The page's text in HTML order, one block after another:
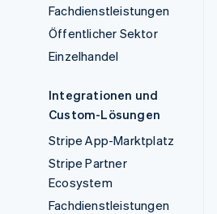
Fachdienstleistungen
Öffentlicher Sektor
Einzelhandel
Integrationen und
Custom-Lösungen
Stripe App-Marktplatz
Stripe Partner
Ecosystem
Fachdienstleistungen